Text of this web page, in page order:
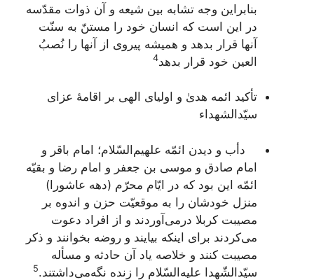
بنابراین وجه تشابه بین شیعه و آن ذوات مقدّسه
در این است که انسان خود را مستنّ به سنّت
آنها قرار بدهد و همیشه پیروی از آنها را نُصبُ
العین خود قرار بدهد4
تأکید ائمه هدیٰ و اولیای الهی بر اقامۀ عزای
سیّدالشهداء
دأب و دیدن ائمّه علهیم‌السّلام؛ امام باقر و
امام صادق و موسی بن جعفر و امام رضا و بقیّه
ائمّه این بود که در ایّام محرّم (دهه عاشورا)
منزل خودشان را به موقعیّت حزن و اندوه بر
مصیبت کربلا درمی‌آوردند و از افراد دعوت
می‌کردند برای اینکه بیایند و روضه بخوانند و ذکر
مصیبت کنند و خلاصه یاد آن حادثه و مسأله
سیّدالشّهدا علیه‌السّلام را زنده نگه‌می‌داشتند.5